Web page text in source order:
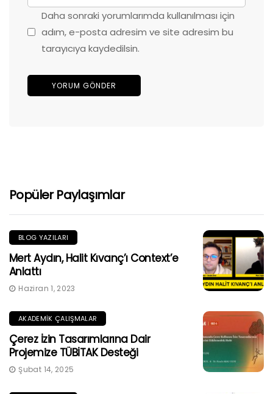
Daha sonraki yorumlarımda kullanılması için
adım, e-posta adresim ve site adresim bu
tarayıcıya kaydedilsin.
Popüler Paylaşımlar
BLOG YAZILARI
Mert Aydın, Halit Kıvanç’ı Context’e
Anlattı
Haziran 1, 2023
AKADEMIK ÇALIŞMALAR
Çerez İzin Tasarımlarına Dair
Projemize TÜBİTAK Desteği
Şubat 14, 2025